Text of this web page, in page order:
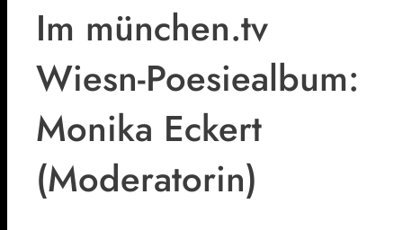
Im münchen.tv
Wiesn-Poesiealbum:
Monika Eckert
(Moderatorin)